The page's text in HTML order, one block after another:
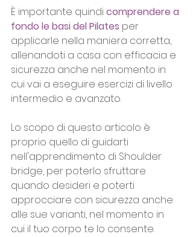
È importante quindi comprendere a
fondo le basi del Pilates per
applicarle nella maniera corretta,
allenandoti a casa con efficacia e
sicurezza anche nel momento in
cui vai a eseguire esercizi di livello
intermedio e avanzato.
Lo scopo di questo articolo è
proprio quello di guidarti
nell'apprendimento di Shoulder
bridge, per poterlo sfruttare
quando desideri e poterti
approcciare con sicurezza anche
alle sue varianti, nel momento in
cui il tuo corpo te lo consente.